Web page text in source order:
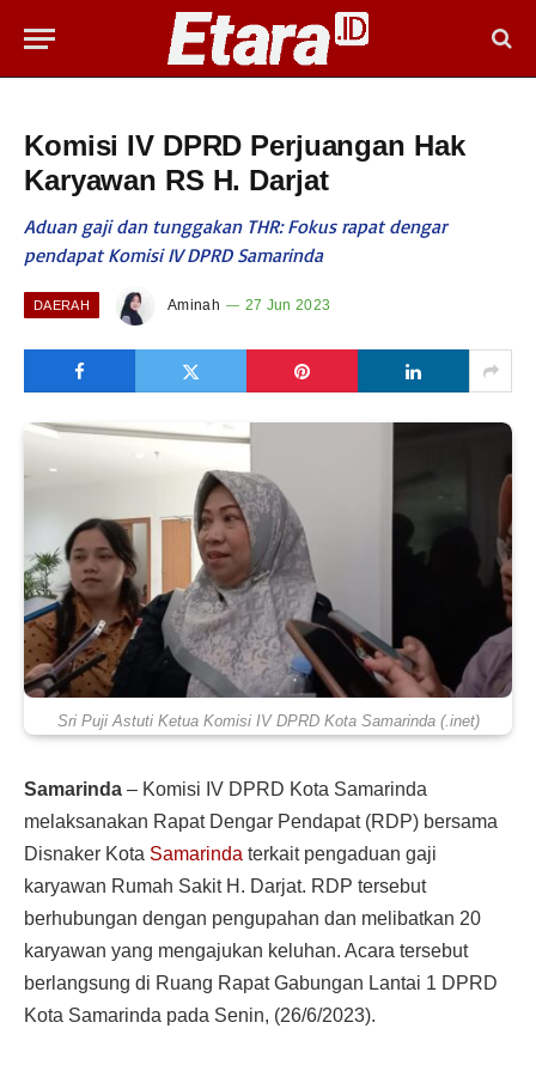
Komisi IV DPRD Perjuangan Hak
Karyawan RS H. Darjat
Aduan gaji dan tunggakan THR: Fokus rapat dengar
pendapat Komisi IV DPRD Samarinda
DAERAH Aminah 27 Jun 2023
Sri Puji Astuti Ketua Komisi IV DPRD Kota Samarinda (.inet)
Samarinda – Komisi IV DPRD Kota Samarinda
melaksanakan Rapat Dengar Pendapat (RDP) bersama
Disnaker Kota Samarinda terkait pengaduan gaji
karyawan Rumah Sakit H. Darjat. RDP tersebut
berhubungan dengan pengupahan dan melibatkan 20
karyawan yang mengajukan keluhan. Acara tersebut
berlangsung di Ruang Rapat Gabungan Lantai 1 DPRD
Kota Samarinda pada Senin, (26/6/2023).